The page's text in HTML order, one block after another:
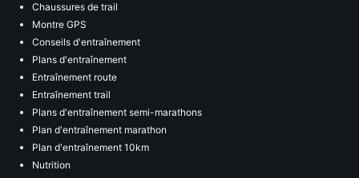
Chaussures de trail
Montre GPS
Conseils d'entraînement
Plans d'entraînement
Entraînement route
Entraînement trail
Plans d'entraînement semi-marathons
Plan d'entraînement marathon
Plan d'entraînement 10km
Nutrition